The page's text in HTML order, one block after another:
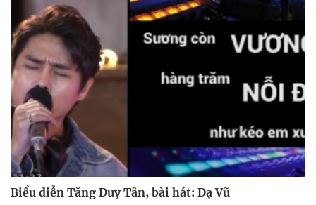
Biểu diễn Tăng Duy Tân, bài hát: Dạ Vũ